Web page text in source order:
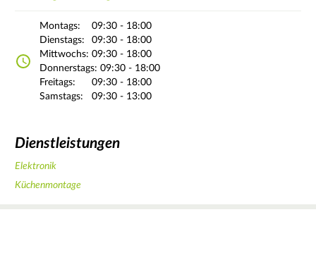
Montags:
09:30 - 18:00
Dienstags:
09:30 - 18:00
Mittwochs: 09:30 - 18:00
Donnerstags: 09:30 - 18:00
Freitags:
09:30 - 18:00
Samstags:
09:30 - 13:00
Dienstleistungen
Elektronik
Küchenmontage